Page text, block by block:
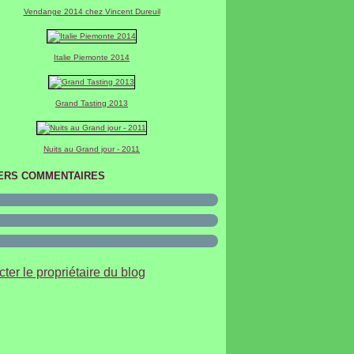
Vendange 2014 chez Vincent Dureuil
Italie Piemonte 2014
Grand Tasting 2013
Nuits au Grand jour - 2011
COMMENTAIRES
le propriétaire du blog